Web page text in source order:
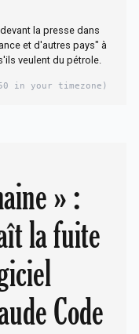
la presse dans
et d'autres pays" à
veulent du pétrole.
in your timezone)
» :
la fuite
Code